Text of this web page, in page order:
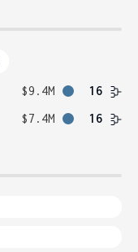
$9.4M
16
$7.4M 16